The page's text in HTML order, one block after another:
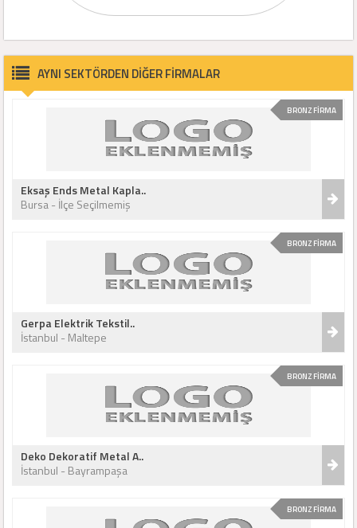
AYNI SEKTÖRDEN DİĞER FİRMALAR
BRONZ FİRMA
Eksaş Ends Metal Kapla..
Bursa - İlçe Seçilmemiş
BRONZ FİRMA
Gerpa Elektrik Tekstil..
İstanbul - Maltepe
BRONZ FİRMA
Deko Dekoratif Metal A..
İstanbul - Bayrampaşa
BRONZ FİRMA